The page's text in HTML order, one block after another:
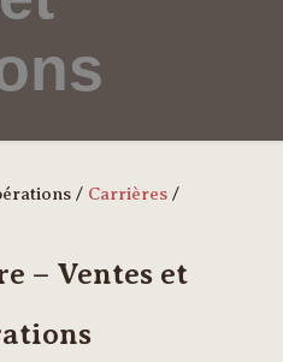
/ Carrières/
– Ventes et